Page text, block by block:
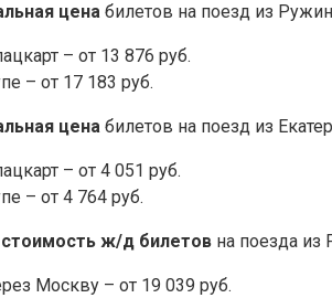
цена билетов на поезд из
– от 13 876 руб.
– от 17 183 руб.
цена билетов на поезд из
– от 4 051 руб.
– от 4 764 руб.
ж/д билетов на поезда из
Москву – от 19 039 руб.